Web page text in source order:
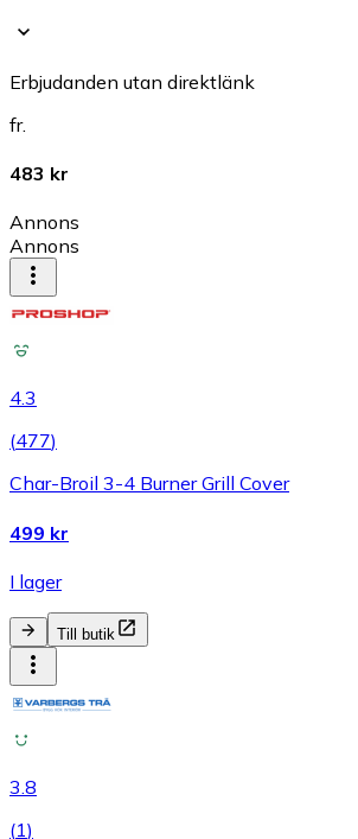
Erbjudanden utan direktlänk
fr.
483 kr
Annons
Annons
4.3
(477)
Char-Broil 3-4 Burner Grill Cover
499 kr
I lager
Till butik
3.8
(1)